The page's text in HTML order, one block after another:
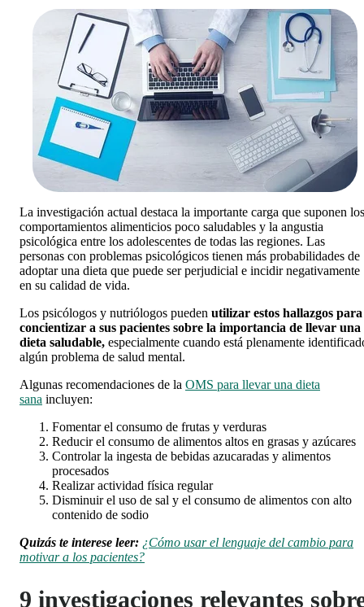
La investigación actual destaca la importante carga que suponen los
comportamientos alimenticios poco saludables y la angustia
psicológica entre los adolescentes de todas las regiones. Las
personas con problemas psicológicos tienen más probabilidades de
adoptar una dieta que puede ser perjudicial e incidir negativamente
en su calidad de vida.
Los psicólogos y nutriólogos pueden utilizar estos hallazgos para
concientizar a sus pacientes sobre la importancia de llevar una
dieta saludable, especialmente cuando está plenamente
algún problema de salud mental.
Algunas recomendaciones de la OMS para llevar una dieta
sana incluyen:
Fomentar el consumo de frutas y verduras
Reducir el consumo de alimentos altos en grasas y azúcares
Controlar la ingesta de bebidas azucaradas y alimentos
procesados
Realizar actividad física regular
Disminuir el uso de sal y el consumo de alimentos con alto
contenido de sodio
Quizás te interese leer: ¿Cómo usar el lenguaje del cambio para
motivar a los pacientes?
9 investigaciones relevantes